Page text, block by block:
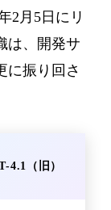
2月5日にリ
は、開発サ
に振り回さ
4.1（旧）